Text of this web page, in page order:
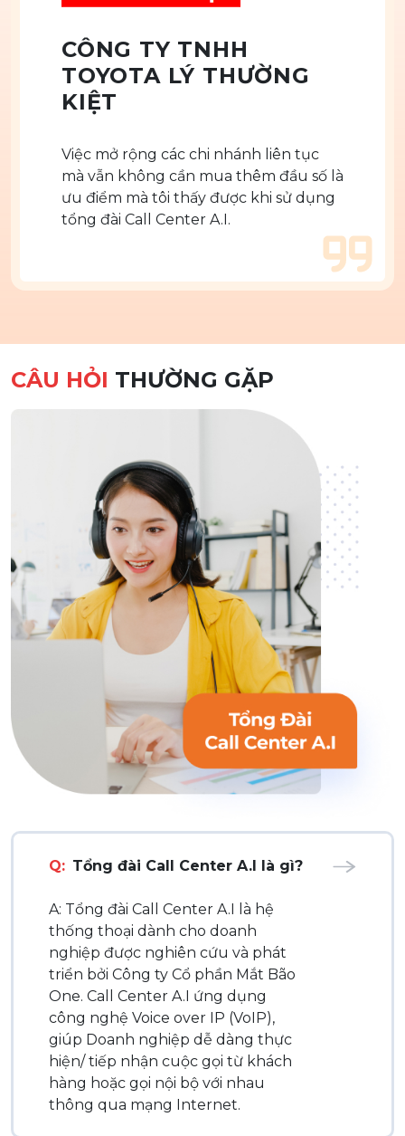
CÔNG TY TNHH
TOYOTA LÝ THƯỜNG
KIỆT
Việc mở rộng các chi nhánh liên tục
mà vẫn không cần mua thêm đầu số là
ưu điểm mà tôi thấy được khi sử dụng
tổng đài Call Center A.I.
CÂU HỎI THƯỜNG GẶP
Q: Tổng đài Call Center A.I là gì?
A: Tổng đài Call Center A.I là hệ
thống thoại dành cho doanh
nghiệp được nghiên cứu và phát
triển bởi Công ty Cổ phần Mắt Bão
One. Call Center A.I ứng dụng
công nghệ Voice over IP (VoIP),
giúp Doanh nghiệp dễ dàng thực
hiện/ tiếp nhận cuộc gọi từ khách
hàng hoặc gọi nội bộ với nhau
thông qua mạng Internet.